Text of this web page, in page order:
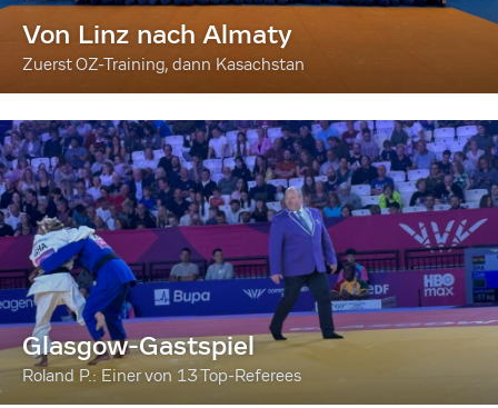
Von Linz nach Almaty
Zuerst OZ-Training, dann Kasachstan
Glasgow-Gastspiel
Roland P.: Einer von 13 Top-Referees